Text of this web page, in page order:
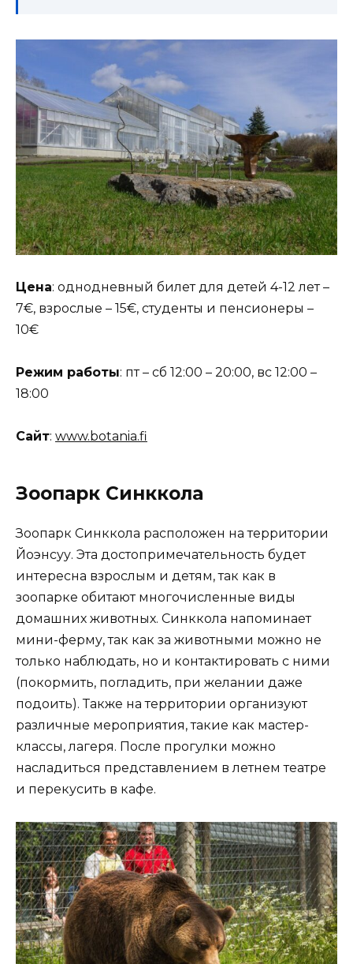
Цена: однодневный билет для детей 4-12 лет –
7€, взрослые – 15€, студенты и пенсионеры –
10€
Режим работы: пт – сб 12:00 – 20:00, вс 12:00 –
18:00
Сайт: www.botania.fi
Зоопарк Синккола
Зоопарк Синккола расположен на территории
Йоэнсуу. Эта достопримечательность будет
интересна взрослым и детям, так как в
зоопарке обитают многочисленные виды
домашних животных. Синккола напоминает
мини-ферму, так как за животными можно не
только наблюдать, но и контактировать с ними
(покормить, погладить, при желании даже
подоить). Также на территории организуют
различные мероприятия, такие как мастер-
классы, лагеря. После прогулки можно
насладиться представлением в летнем театре
и перекусить в кафе.